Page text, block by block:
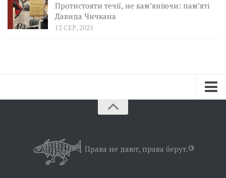
Протистояти течії, не кам’яніючи: пам’яті
Давида Чичкана
12 СЕР, 2025
Позиція
Права не дают, права берут.©